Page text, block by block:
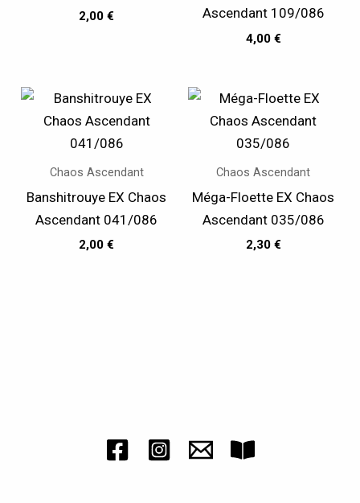
2,00€
Ascendant 109/086
4,00 €
Chaos Ascendant
Banshitrouye EX Chaos
Ascendant 041/086
2,00€
Chaos Ascendant
Méga-Floette EX Chaos
Ascendant 035/086
2,30 €